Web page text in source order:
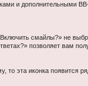
и дополнительными
смайлы?» не
позволяет вам
эта иконка появится